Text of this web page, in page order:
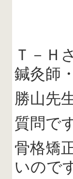
Ｔ－Ｈ
鍼灸師
勝山先
質問で
骨格矯
いので